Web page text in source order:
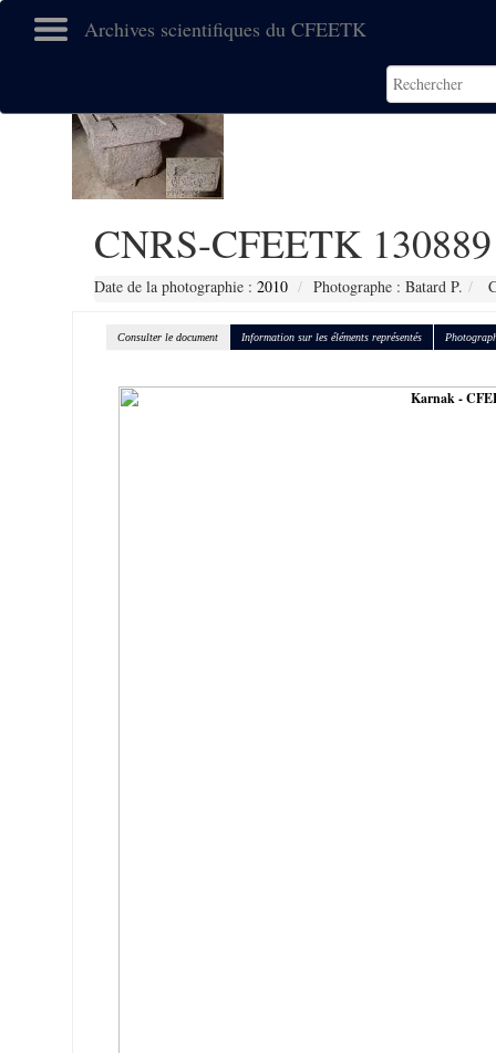
Archives scientifiques du CFEETK
CNRS-CFEETK 130889
Date de la photographie : 2010 Photographe : Batard P.
Consulter le document Information sur les éléments représentés